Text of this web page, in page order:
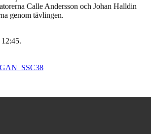
Calle Andersson och Johan Halldin
genom tävlingen.